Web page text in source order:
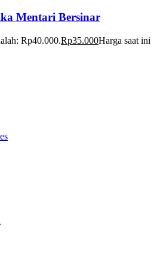
Mentari Bersinar
Rp40.000.Rp35.000Harga saat ini